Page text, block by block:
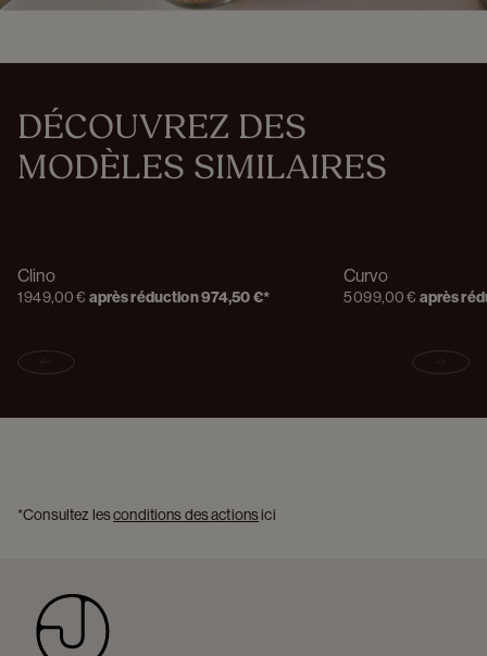
DÉCOUVREZ DES
MODÈLES SIMILAIRES
Clino
1 949,00 € après réduction974,50 €*
Curvo
5 099,00 € après
Previous slide Next
*Consultez les conditions des actions ici